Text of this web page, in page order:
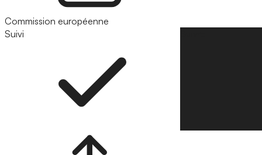
Commission européenne
Suivi